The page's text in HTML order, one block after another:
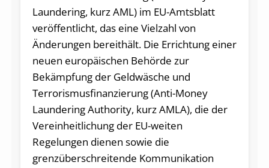
Laundering, kurz AML) im EU-Amtsblatt
veröffentlicht, das eine Vielzahl von
Änderungen bereithält. Die Errichtung einer
neuen europäischen Behörde zur
Bekämpfung der Geldwäsche und
Terrorismusfinanzierung (Anti-Money
Laundering Authority, kurz AMLA), die der
Vereinheitlichung der EU-weiten
Regelungen dienen sowie die
grenzüberschreitende Kommunikation